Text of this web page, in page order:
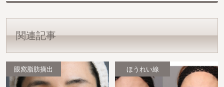
関連記事
眼窩脂肪摘出 ほうれい線